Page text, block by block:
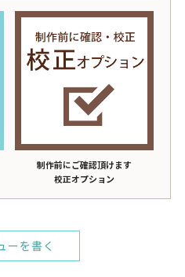
制作前にご確認頂けます
校正オプション
ーを書く